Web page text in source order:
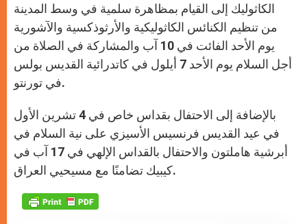
الكاثوليك إلى القيام بمظاهرة سلمية في وسط المدينة
من تنظيم الكنائس الكاثوليكية والأرثوذكسية والآشورية
يوم الأحد الفائت في 10 آب والمشاركة في الصلاة من
أجل السلام يوم الأحد 7 أيلول في كاتدرائية القديس بولس
في تورنتو.
بالإضافة إلى الاحتفال بقداس خاص في 4 تشرين الأول
في عيد القديس فرنسيس الأسيزي على نية السلام في
أبرشية هاملتون والاحتفال بالقداس الإلهي في 17 آب في
كيبيك تضامنًا مع مسيحيي العراق.